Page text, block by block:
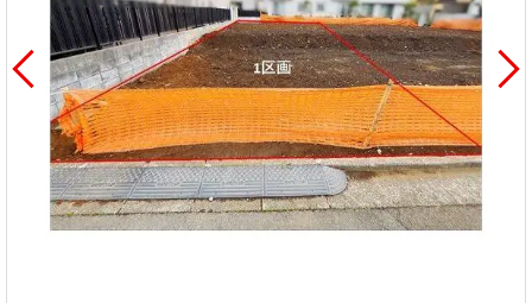
を
探
す
購入向け
サービス
住宅ロー
ンシミュ
レーショ
住まい1プ
ラス（お
役立ちコ
売却向け
サービス
周辺相場
検索
住まい1プ
ラス（お
役立ちコ
ラム）
住まいと
暮らしの
売却ガイ
ド